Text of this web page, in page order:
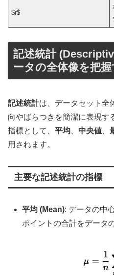
$r$
記述統計
ータの全体像を把握
記述統計は、データセット全
向やばらつきを簡潔に表現す
指標として、 平均、 中央値、
用されます。
主要な記述統計の指標
平均 (Mean): データの中
ポイントの合計をデータ